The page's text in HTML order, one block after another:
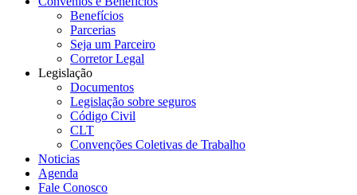
Benefícios
Parcerias
Seja um Parceiro
Corretor Legal
Legislação
Documentos
Legislação sobre seguros
Código Civil
CLT
Convenções Coletivas de Trabalho
Noticias
Agenda
Fale Conosco